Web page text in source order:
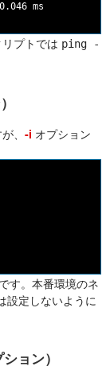
プトでは ping -
、-i オプション
す。本番環境のネ
設定しないように
ョン）